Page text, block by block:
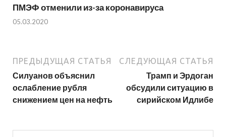
ПМЭФ отменили из-за коронавируса
05.03.2020
ПРЕДЫДУЩАЯ СТАТЬЯ
Силуанов объяснил
ослабление рубля
снижением цен на нефть
СЛЕДУЮЩАЯ СТАТЬЯ
Трамп и Эрдоган
обсудили ситуацию в
сирийском Идлибе